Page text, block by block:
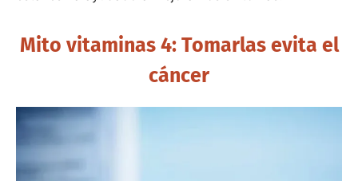
Mito vitaminas 4: Tomarlas evita el
cáncer